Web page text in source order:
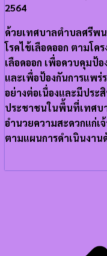
2564
ด้วยเทศบาลตำบลศรีพ
โรคไข้เลือดออก ตามโค
เลือดออก เพื่อควบคุมป้
และเพื่อป้องกันการแพร่
อย่างต่อเนื่องและมีประ
ประชาชนในพื้นที่เทศบ
อำนวยความสะดวกแก่เ
ตามแผนการดำเนินงาน